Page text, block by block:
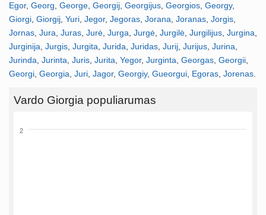
Egor, Georg George Georgij Georgijus Georgios Georgy,
Giorgi Giorgij Yuri Jegor, Jegoras Jorana Joranas Jorgis
Jornas Jura Juras Jurė Jurga Jurgė Jurgilė Jurgilijus Jurgina
Jurginija Jurgis Jurgita Jurida Juridas Jurij Jurijus Jurina
Jurinda Jurinta Juris Jurita Yegor, Jurginta Georgas Georgii
Georgi Georgia Juri Jagor, Georgiy, Gueorgui Egoras Jorenas
Vardo Giorgia populiarumas
2